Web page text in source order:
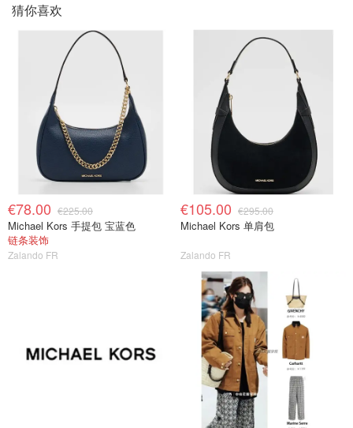
猜你喜欢
€78.00 €225.00
Michael Kors 手提包 宝蓝色
链条装饰
Zalando FR
€105.00 €295.00
Michael Kors 单肩包
Zalando FR